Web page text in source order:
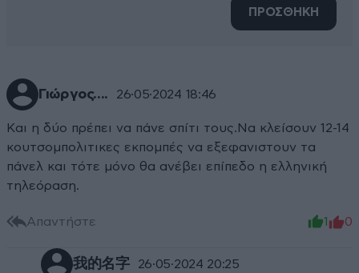
ΠΡΟΣΘΗΚΗ
Γιώργος.... 26·05·2024 18:46
Και η δύο πρέπει να πάνε σπίτι τους.Να κλείσουν 12-14
κουτσομπολιτικες εκπομπές να εξεφανιστουν τα
πάνελ και τότε μόνο θα ανέβει επίπεδο η ελληνική
τηλεόραση.
Απαντήστε 1 0
我的名字 26·05·2024 20:25